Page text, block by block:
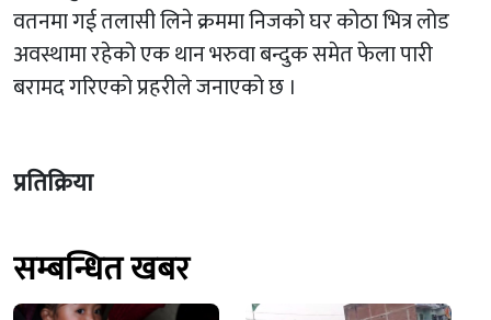
वतनमा गई तलासी लिने क्रममा निजको घर कोठा भित्र लोड
अवस्थामा रहेको एक थान भरुवा बन्दुक समेत फेला पारी
बरामद गरिएको प्रहरीले जनाएको छ ।
प्रतिक्रिया
सम्बन्धित खबर